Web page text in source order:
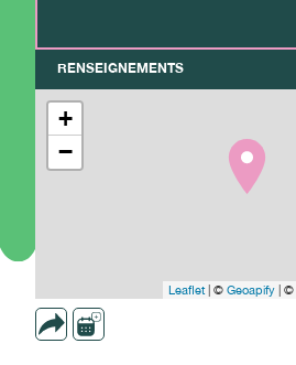
RENSEIGNEMENTS
+
−
Leaflet| © Geoapify | ©